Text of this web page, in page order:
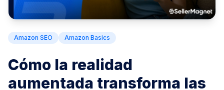
Amazon SEO Amazon Basics
Cómo la realidad
aumentada transforma las